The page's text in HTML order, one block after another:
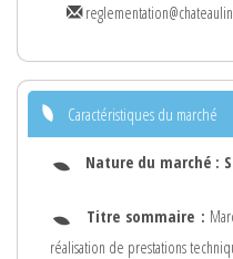
Caractéristiques du marché
Nature du marché :
Titre sommaire :
réalisation de prestations